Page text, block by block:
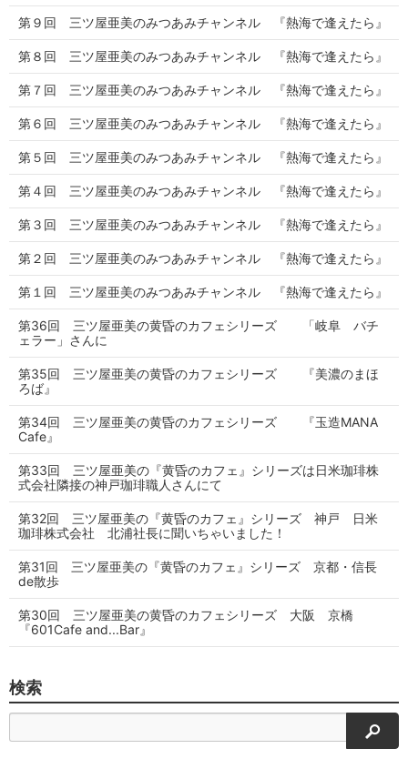
第９回 三ツ屋亜美のみつあみチャンネル 『熱海で逢えたら』
第８回 三ツ屋亜美のみつあみチャンネル 『熱海で逢えたら』
第７回 三ツ屋亜美のみつあみチャンネル 『熱海で逢えたら』
第６回 三ツ屋亜美のみつあみチャンネル 『熱海で逢えたら』
第５回 三ツ屋亜美のみつあみチャンネル 『熱海で逢えたら』
第４回 三ツ屋亜美のみつあみチャンネル 『熱海で逢えたら』
第３回 三ツ屋亜美のみつあみチャンネル 『熱海で逢えたら』
第２回 三ツ屋亜美のみつあみチャンネル 『熱海で逢えたら』
第１回 三ツ屋亜美のみつあみチャンネル 『熱海で逢えたら』
第36回 三ツ屋亜美の黄昏のカフェシリーズ 「岐阜 バチ
ェラー」さんに
第35回 三ツ屋亜美の黄昏のカフェシリーズ 『美濃のまほ
ろば』
第34回 三ツ屋亜美の黄昏のカフェシリーズ 『玉造MANA
Cafe』
第33回 三ツ屋亜美の『黄昏のカフェ』シリーズは日米珈琲株
式会社隣接の神戸珈琲職人さんにて
第32回 三ツ屋亜美の『黄昏のカフェ』シリーズ 神戸 日米
珈琲株式会社 北浦社長に聞いちゃいました！
第31回 三ツ屋亜美の『黄昏のカフェ』シリーズ 京都・信長
de散歩
第30回 三ツ屋亜美の黄昏のカフェシリーズ 大阪 京橋
『601Cafe and...Bar』
検索
検索